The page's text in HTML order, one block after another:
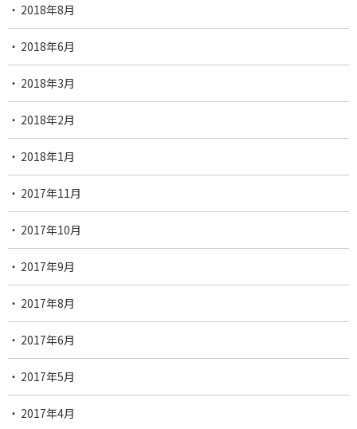
2018年8月
2018年6月
2018年3月
2018年2月
2018年1月
2017年11月
2017年10月
2017年9月
2017年8月
2017年6月
2017年5月
2017年4月